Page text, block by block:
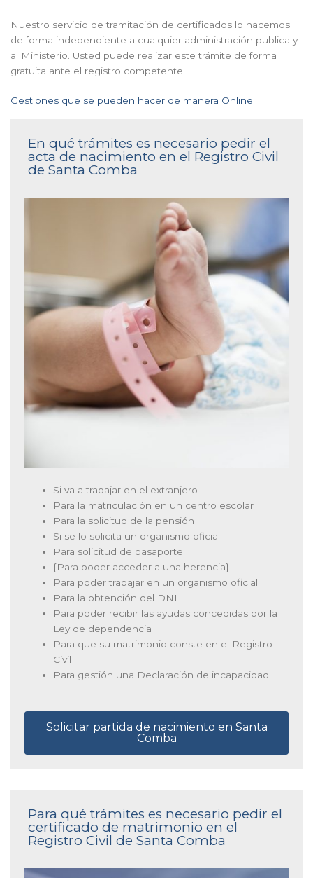
Nuestro servicio de tramitación de certificados lo hacemos
de forma independiente a cualquier administración publica y
al Ministerio. Usted puede realizar este trámite de forma
gratuita ante el registro competente.
Gestiones que se pueden hacer de manera Online
En qué trámites es necesario pedir el
acta de nacimiento en el Registro Civil
de Santa Comba
Si va a trabajar en el extranjero
Para la matriculación en un centro escolar
Para la solicitud de la pensión
Si se lo solicita un organismo oficial
Para solicitud de pasaporte
{Para poder acceder a una herencia}
Para poder trabajar en un organismo oficial
Para la obtención del DNI
Para poder recibir las ayudas concedidas por la
Ley de dependencia
Para que su matrimonio conste en el Registro
Civil
Para gestión una Declaración de incapacidad
Solicitar partida de nacimiento en Santa
Comba
Para qué trámites es necesario pedir el
certificado de matrimonio en el
Registro Civil de Santa Comba